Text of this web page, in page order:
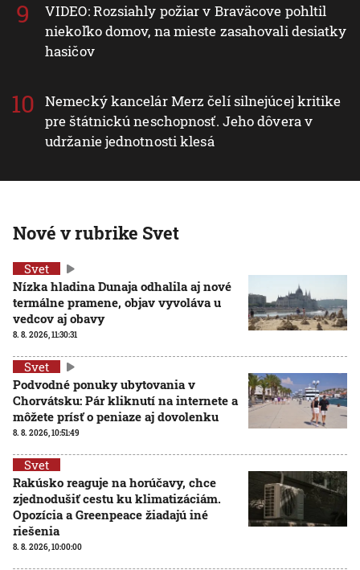
VIDEO: Rozsiahly požiar v Braväcove pohltil
niekoľko domov, na mieste zasahovali desiatky
hasičov
Nemecký kancelár Merz čelí silnejúcej kritike
pre štátnickú neschopnosť. Jeho dôvera v
udržanie jednotnosti klesá
Nové v rubrike Svet
Svet
Nízka hladina Dunaja odhalila aj nové
termálne pramene, objav vyvoláva u
vedcov aj obavy
8. 8. 2026, 11:30:31
Svet
Podvodné ponuky ubytovania v
Chorvátsku: Pár kliknutí na internete a
môžete prísť o peniaze aj dovolenku
8. 8. 2026, 10:51:49
Svet
Rakúsko reaguje na horúčavy, chce
zjednodušiť cestu ku klimatizáciám.
Opozícia a Greenpeace žiadajú iné
riešenia
8. 8. 2026, 10:00:00